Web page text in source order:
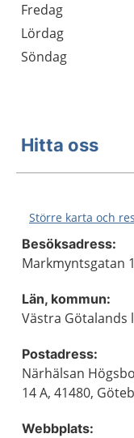
Fredag
Lördag
Söndag
Hitta oss
Större karta och
Besöksadress:
Markmyntsgatan
Län, kommun:
Västra Götalands
Postadress:
Närhälsan
14 A, 41480,
Webbplats: